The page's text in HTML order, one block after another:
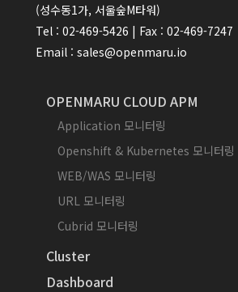
(성수동1가, 서울숲M타워)
Tel : 02-469-5426 | Fax : 02-469-7247
Email : sales@openmaru.io
OPENMARU CLOUD APM
Application 모니터링
Openshift & Kubernetes 모니터링
WEB/WAS 모니터링
URL 모니터링
Cubrid 모니터링
Cluster
Dashboard